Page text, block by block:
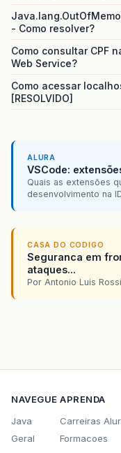
- Como resolver?
Como consultar CPF
Web Service?
Como acessar
[RESOLVIDO]
ALURA
VSCode:
Quais as extensões
desenvolvimento na
CASA DO CODIGO
Seguranca em
ataques...
Por Antonio Luis
NAVEGUE
Java
Geral
APRENDA
Carreiras
Formacoes